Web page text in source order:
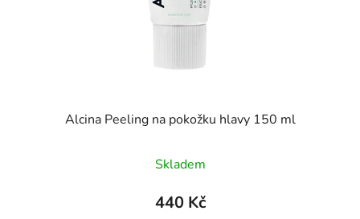
Alcina Peeling na pokožku hlavy 150 ml
Skladem
440 Kč